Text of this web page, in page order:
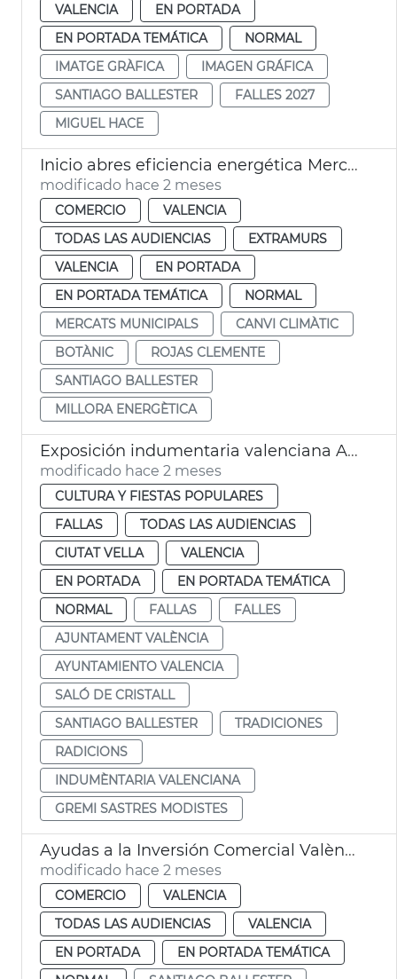
VALENCIA
EN PORTADA
EN PORTADA TEMÁTICA
NORMAL
IMATGE GRÀFICA
IMAGEN GRÁFICA
SANTIAGO BALLESTER
FALLES 2027
MIGUEL HACE
Inicio abres eficiencia energética Mercado Rojas Clemente
modificado hace 2 meses
COMERCIO
VALENCIA
TODAS LAS AUDIENCIAS
EXTRAMURS
VALENCIA
EN PORTADA
EN PORTADA TEMÁTICA
NORMAL
MERCATS MUNICIPALS
CANVI CLIMÀTIC
BOTÀNIC
ROJAS CLEMENTE
SANTIAGO BALLESTER
MILLORA ENERGÈTICA
Exposición indumentaria valenciana Ayuntamiento València
modificado hace 2 meses
CULTURA Y FIESTAS POPULARES
FALLAS
TODAS LAS AUDIENCIAS
CIUTAT VELLA
VALENCIA
EN PORTADA
EN PORTADA TEMÁTICA
NORMAL
FALLAS
FALLES
AJUNTAMENT VALÈNCIA
AYUNTAMIENTO VALENCIA
SALÓ DE CRISTALL
SANTIAGO BALLESTER
TRADICIONES
RADICIONS
INDUMÈNTARIA VALENCIANA
GREMI SASTRES MODISTES
Ayudas a la Inversión Comercial València
modificado hace 2 meses
COMERCIO
VALENCIA
TODAS LAS AUDIENCIAS
VALENCIA
EN PORTADA
EN PORTADA TEMÁTICA